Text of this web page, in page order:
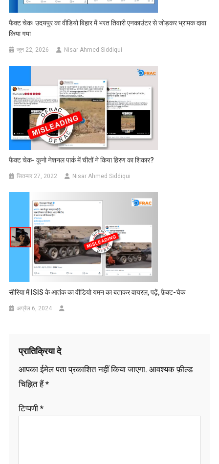
फैक्ट चेकः उदयपुर का वीडियो बिहार में भरत तिवारी एनकाउंटर से जोड़कर भ्रामक दावा
किया गया
जून 22, 2026 Nisar Ahmed Siddiqui
फैक्ट चेक- कूनो नेशनल पार्क में चीतों ने किया हिरण का शिकार?
सितम्बर 27, 2022 Nisar Ahmed Siddiqui
सीरिया में ISIS के आतंक का वीडियो यमन का बताकर वायरल, पढ़ें, फ़ैक्ट-चेक
अप्रैल 6, 2024
प्रातिक्रिया दे
आपका ईमेल पता प्रकाशित नहीं किया जाएगा. आवश्यक फ़ील्ड
चिह्नित हैं*
टिप्पणी *